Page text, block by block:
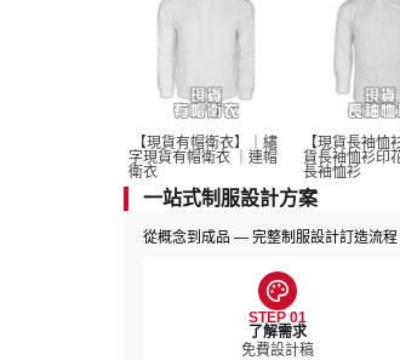
字現貨有帽衛衣 ｜連帽
衛衣
【現貨長袖恤
貨長袖恤衫印
長袖恤衫
一站式制服設計方案
從概念到成品 — 完整制服設計訂造流程
STEP 01
了解需求
免費設計稿